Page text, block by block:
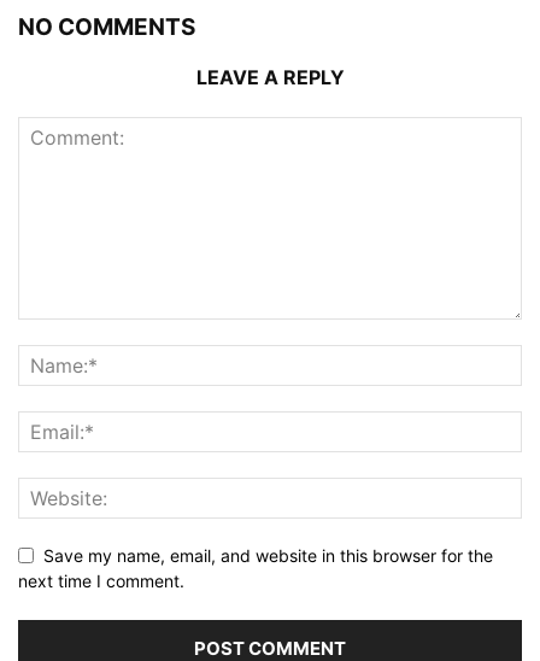
NO COMMENTS
LEAVE A REPLY
Save my name, email, and website in this browser for the
next time I comment.